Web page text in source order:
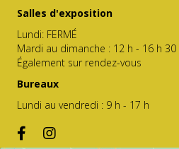
Salles d'exposition
Lundi: FERMÉ
Mardi au dimanche : 12 h - 16 h 30
Également sur rendez-vous
Bureaux
Lundi au vendredi : 9 h - 17 h